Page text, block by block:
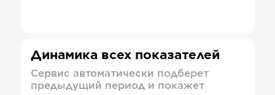
Динамика всех показателей
Сервис автоматически подберет
предыдущий период и покажет